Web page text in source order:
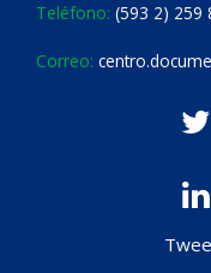
Teléfono: (593 2) 259
Correo: